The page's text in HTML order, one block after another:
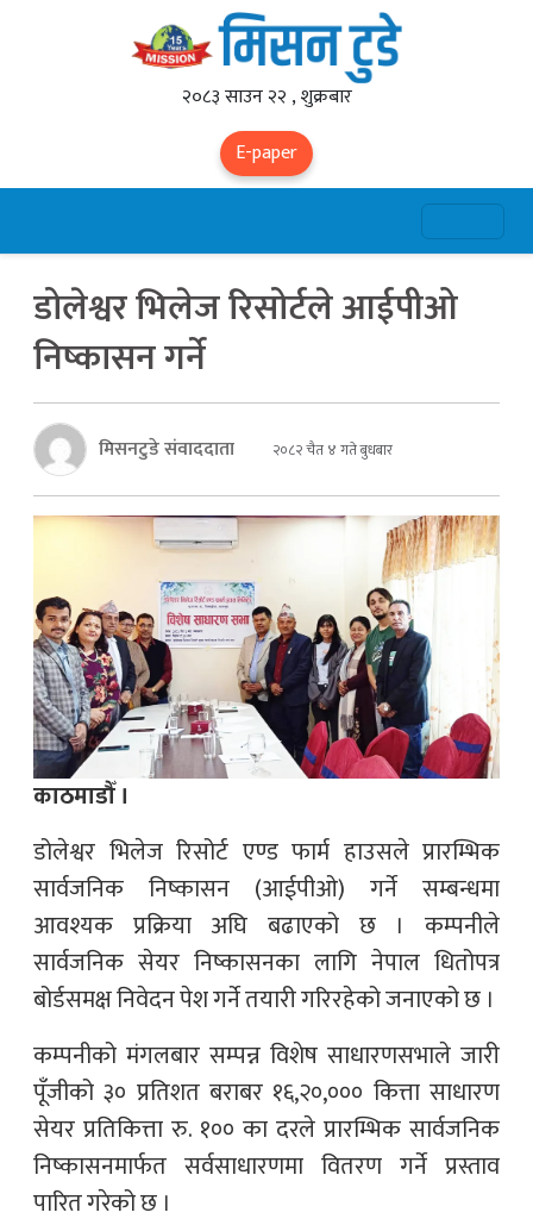
२०८३ साउन २२ , शुक्रबार
E-paper
डोलेश्वर भिलेज रिसोर्टले आईपीओ
निष्कासन गर्ने
मिसनटुडे संवाददाता २०८२ चैत ४ गते बुधबार
काठमाडौँ ।
डोलेश्वर भिलेज रिसोर्ट एण्ड फार्म हाउसले प्रारम्भिक
सार्वजनिक निष्कासन (आईपीओ) गर्ने सम्बन्धमा
आवश्यक प्रक्रिया अघि बढाएको छ । कम्पनीले
सार्वजनिक सेयर निष्कासनका लागि नेपाल धितोपत्र
बोर्डसमक्ष निवेदन पेश गर्ने तयारी गरिरहेको जनाएको छ ।
कम्पनीको मंगलबार सम्पन्न विशेष साधारणसभाले जारी
पूँजीको ३० प्रतिशत बराबर १६,२०,००० कित्ता साधारण
सेयर प्रतिकित्ता रु. १०० का दरले प्रारम्भिक सार्वजनिक
निष्कासनमार्फत सर्वसाधारणमा वितरण गर्ने प्रस्ताव
पारित गरेको छ ।